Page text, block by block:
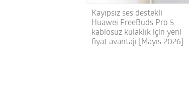
Kayıpsız ses destekli
Huawei FreeBuds Pro 5
kablosuz kulaklık için yeni
fiyat avantajı [Mayıs 2026]